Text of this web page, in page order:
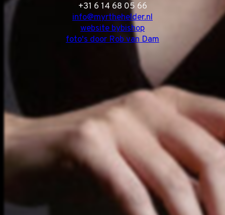
‭+31 6 14 68 05 66
info@myrthehelder.nl
website bybishop
foto's door Rob van Dam